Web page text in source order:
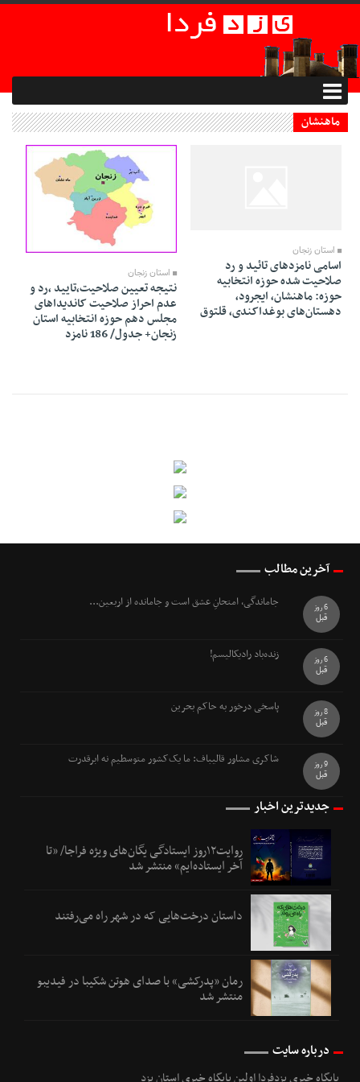
ماهنشان
استان زنجان
اسامی نامزدهای تائید و رد
صلاحیت شده حوزه انتخابیه
حوزه: ماهنشان، ایجرود،
دهستان‌های بوغداکندی، قلتوق
استان زنجان
نتیجه تعیین صلاحیت،تایید ،رد و
عدم احراز صلاحیت کاندیداهای
مجلس دهم حوزه انتخابیه استان
زنجان+ جدول/ 186 نامزد
آخرین مطالب
جاماندگی، امتحانِ عشق است و جامانده از اربعین...
6 روز
قبل
زنده‌باد رادیکالیسم!
6 روز
قبل
پاسخی درخور به حاکم بحرین
8 روز
قبل
شاکری مشاور قالیباف: ما یک‌کشور متوسطیم نه ابرقدرت
9 روز
قبل
جدیدترین اخبار
روایت۱۲روز ایستادگی یگان‌های ویژه فراجا/ «تا
آخر ایستاده‌ایم» منتشر شد
داستان درخت‌هایی که در شهر راه می‌رفتند
رمان «پدرکشی» با صدای هوتن شکیبا در فیدیبو
منتشر شد
درباره سایت